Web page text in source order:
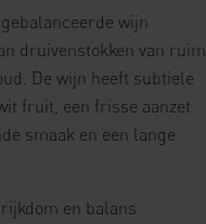
wijn
druivenstokken van ruim
De wijn heeft subtiele
fruit, een frisse aanzet
smaak en een lange
en balans